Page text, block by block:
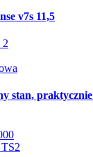
v7s 11,5
stan,